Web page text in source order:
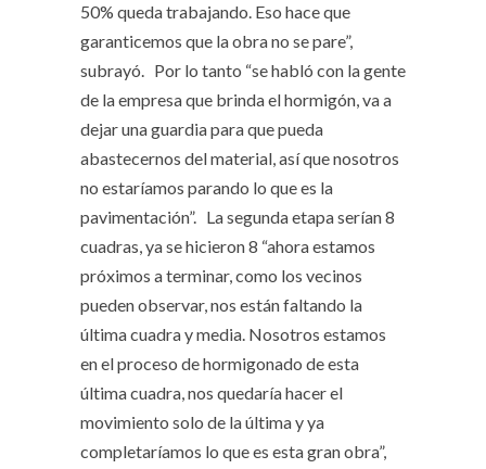
50% queda trabajando. Eso hace que
garanticemos que la obra no se pare”,
subrayó. Por lo tanto “se habló con la gente
de la empresa que brinda el hormigón, va a
dejar una guardia para que pueda
abastecernos del material, así que nosotros
no estaríamos parando lo que es la
pavimentación”. La segunda etapa serían 8
cuadras, ya se hicieron 8 “ahora estamos
próximos a terminar, como los vecinos
pueden observar, nos están faltando la
última cuadra y media. Nosotros estamos
en el proceso de hormigonado de esta
última cuadra, nos quedaría hacer el
movimiento solo de la última y ya
completaríamos lo que es esta gran obra”,